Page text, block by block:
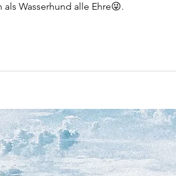
Wasserhund alle Ehre😜.